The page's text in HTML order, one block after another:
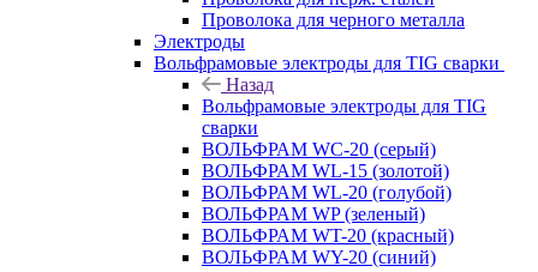
Проволока для черного металла
Электроды
Вольфрамовые электроды для TIG сварки
Назад
Вольфрамовые электроды для TIG
сварки
ВОЛЬФРАМ WC-20 (серый)
ВОЛЬФРАМ WL-15 (золотой)
ВОЛЬФРАМ WL-20 (голубой)
ВОЛЬФРАМ WP (зеленый)
ВОЛЬФРАМ WT-20 (красный)
ВОЛЬФРАМ WY-20 (синий)